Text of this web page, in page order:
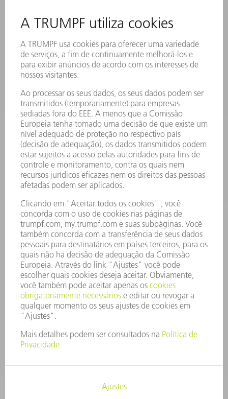
ASSINATURA DA NEWSLETTER
MYTRUMPF
FICHAS DE DADOS DE SEGURANÇA
PRODUTOS
MÁQUINAS & SISTEMAS
LASER
FERRAMENTAS ELÉTRICAS
SMART FACTORY
SOFTWARE
SERVIÇOS
APLICAÇÕES
SETORES
EMPRESA
CARREIRA
OFERTAS DE EMPREGO
PERFIL DA EMPRESA
RELATÓRIO FINANCEIRO ANUAL
PRINCÍPIOS EMPRESARIAIS
COMPLIANCE
SISTEMA DE DENÚNCIAS
SEGURANÇA
COMUNICADOS À IMPRENSA
REVISTAS
SUSTENTABILIDADE
MEIO AMBIENTE E CLIMA
SOCIAL E CORPORATIVO
ADMINISTRAÇÃO EMPRESARIAL
PROTEÇÃO DE DADOS